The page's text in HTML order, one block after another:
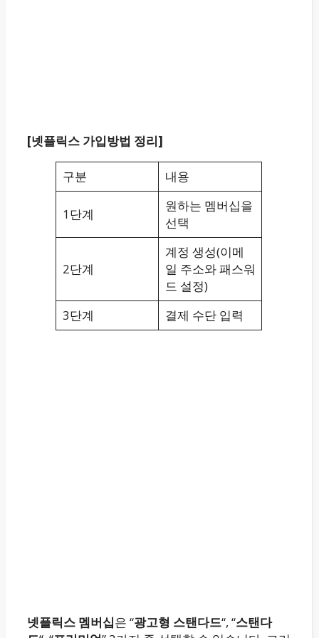
[넷플릭스 가입방법 정리]
구분 내용
1단계
원하는 멤버십을
선택
2단계
계정 생성(이메
일 주소와 패스워
드 설정)
3단계
결제 수단 입력
넷플릭스 멤버십은 “광고형 스탠다드“, “스탠다